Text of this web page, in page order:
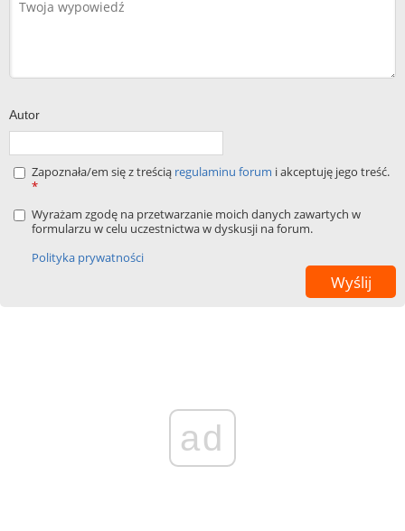
Autor
Zapoznała/em się z treścią regulaminu forum i akceptuję jego treść.
*
Wyrażam zgodę na przetwarzanie moich danych zawartych w
formularzu w celu uczestnictwa w dyskusji na forum.
Polityka prywatności
ad